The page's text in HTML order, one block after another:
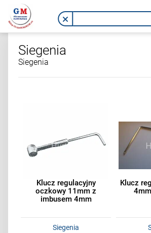
Siegenia
Siegenia
Klucz regulacyjny
oczkowy 11mm z
imbusem 4mm
Siegenia
Klucz